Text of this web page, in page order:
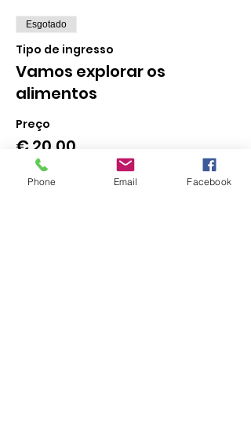
Esgotado
Tipo de ingresso
Vamos explorar os
alimentos
Preço
€ 20,00
Phone Email Facebook